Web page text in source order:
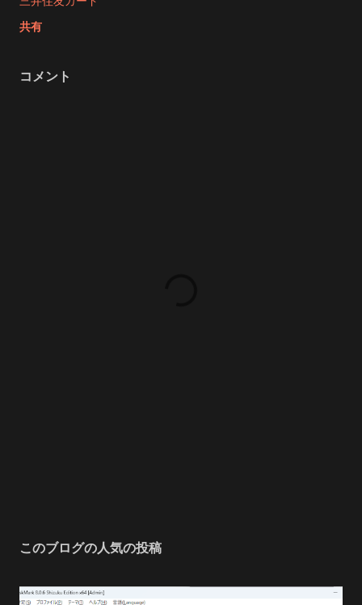
共有
コメント
このブログの人気の投稿